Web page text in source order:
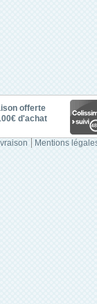
offerte
d'achat
Mentions